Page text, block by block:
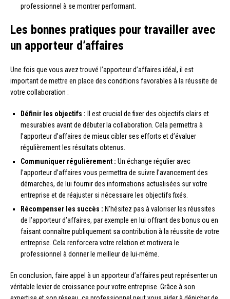
professionnel à se montrer performant.
Les bonnes pratiques pour travailler avec
un apporteur d’affaires
Une fois que vous avez trouvé l’apporteur d’affaires idéal, il est
important de mettre en place des conditions favorables à la réussite de
votre collaboration :
Définir les objectifs : Il est crucial de fixer des objectifs clairs et
mesurables avant de débuter la collaboration. Cela permettra à
l’apporteur d’affaires de mieux cibler ses efforts et d’évaluer
régulièrement les résultats obtenus.
Communiquer régulièrement : Un échange régulier avec
l’apporteur d’affaires vous permettra de suivre l’avancement des
démarches, de lui fournir des informations actualisées sur votre
entreprise et de réajuster si nécessaire les objectifs fixés.
Récompenser les succès : N’hésitez pas à valoriser les réussites
de l’apporteur d’affaires, par exemple en lui offrant des bonus ou en
faisant connaître publiquement sa contribution à la réussite de votre
entreprise. Cela renforcera votre relation et motivera le
professionnel à donner le meilleur de lui-même.
En conclusion, faire appel à un apporteur d’affaires peut représenter un
véritable levier de croissance pour votre entreprise. Grâce à son